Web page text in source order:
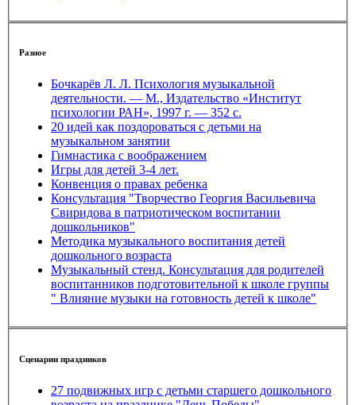
Разное
Бочкарёв Л. Л. Психология музыкальной
деятельности. — М., Издательство «Институт
психологии РАН», 1997 г. — 352 с.
20 идей как поздороваться с детьми на
музыкальном занятии
Гимнастика с воображением
Игры для детей 3-4 лет.
Конвенция о правах ребенка
Консультация "Творчество Георгия Васильевича
Свиридова в патриотическом воспитании
дошкольников"
Методика музыкального воспитания детей
дошкольного возраста
Музыкальный стенд. Консультация для родителей
воспитанников подготовительной к школе группы
" Влияние музыки на готовность детей к школе"
Сценарии праздников
27 подвижных игр с детьми старшего дошкольного